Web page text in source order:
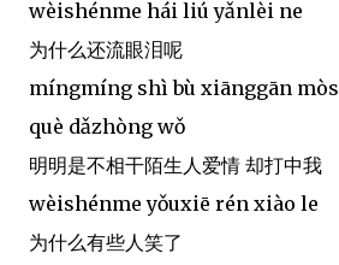
wèishénme hái liú yǎnlèi ne
为什么还流眼泪呢
míngmíng shì bù xiānggān
què dǎzhòng wǒ
明明是不相干陌生人爱情 却打中我
wèishénme yǒuxiē rén xiào le
为什么有些人笑了